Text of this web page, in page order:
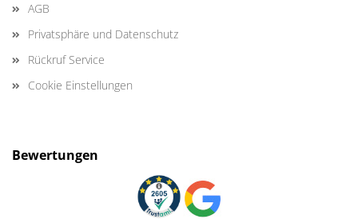
AGB
Privatsphäre und Datenschutz
Rückruf Service
Cookie Einstellungen
Bewertungen